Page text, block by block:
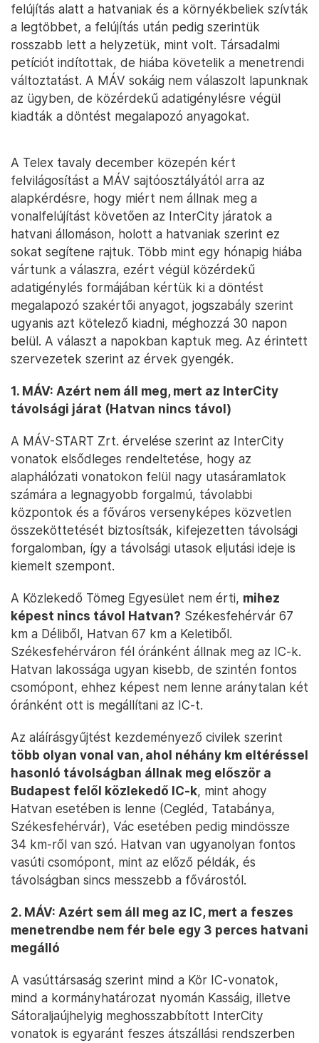
felújítás alatt a hatvaniak és a környékbeliek szívták
a legtöbbet, a felújítás után pedig szerintük
rosszabb lett a helyzetük, mint volt. Társadalmi
petíciót indítottak, de hiába követelik a menetrendi
változtatást. A MÁV sokáig nem válaszolt lapunknak
az ügyben, de közérdekű adatigénylésre végül
kiadták a döntést megalapozó anyagokat.
A Telex tavaly december közepén kért
felvilágosítást a MÁV sajtóosztályától arra az
alapkérdésre, hogy miért nem állnak meg a
vonalfelújítást követően az InterCity járatok a
hatvani állomáson, holott a hatvaniak szerint ez
sokat segítene rajtuk. Több mint egy hónapig hiába
vártunk a válaszra, ezért végül közérdekű
adatigénylés formájában kértük ki a döntést
megalapozó szakértői anyagot, jogszabály szerint
ugyanis azt kötelező kiadni, méghozzá 30 napon
belül. A választ a napokban kaptuk meg. Az érintett
szervezetek szerint az érvek gyengék.
1. MÁV: Azért nem áll meg, mert az InterCity
távolsági járat (Hatvan nincs távol)
A MÁV-START Zrt. érvelése szerint az InterCity
vonatok elsődleges rendeltetése, hogy az
alaphálózati vonatokon felül nagy utasáramlatok
számára a legnagyobb forgalmú, távolabbi
központok és a főváros versenyképes közvetlen
összeköttetését biztosítsák, kifejezetten távolsági
forgalomban, így a távolsági utasok eljutási ideje is
kiemelt szempont.
A Közlekedő Tömeg Egyesület nem érti, mihez
képest nincs távol Hatvan? Székesfehérvár 67
km a Déliből, Hatvan 67 km a Keletiből.
Székesfehérváron fél óránként állnak meg az IC-k.
Hatvan lakossága ugyan kisebb, de szintén fontos
csomópont, ehhez képest nem lenne aránytalan két
óránként ott is megállítani az IC-t.
Az aláírásgyűjtést kezdeményező civilek szerint
több olyan vonal van, ahol néhány km eltéréssel
hasonló távolságban állnak meg először a
Budapest felől közlekedő IC-k, mint ahogy
Hatvan esetében is lenne (Cegléd, Tatabánya,
Székesfehérvár), Vác esetében pedig mindössze
34 km-ről van szó. Hatvan van ugyanolyan fontos
vasúti csomópont, mint az előző példák, és
távolságban sincs messzebb a fővárostól.
2. MÁV: Azért sem áll meg az IC, mert a feszes
menetrendbe nem fér bele egy 3 perces hatvani
megálló
A vasúttársaság szerint mind a Kör IC-vonatok,
mind a kormányhatározat nyomán Kassáig, illetve
Sátoraljaújhelyig meghosszabbított InterCity
vonatok is egyaránt feszes átszállási rendszerben